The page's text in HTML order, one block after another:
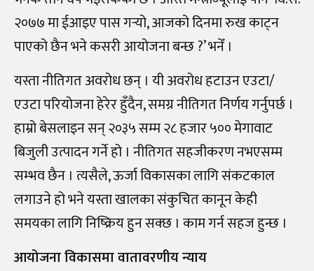
२०७७ मा ईआइए पास गर्‍यो, आजको दिनमा रुख काट्न
पाएको छैन भने कसरी आयोजना बन्छ ?’ भनेँ ।
यस्ता नीतिगत अवरोध छन् । यी अवरोध हटाउन एउटा/
एउटा परियोजना हेरेर हुँदैन, समग्र नीतिगत निर्णय गर्नुपर्छ ।
हाम्रो बेसलाइन सन् २०३५ सम्म २८ हजार ५०० मेगावाट
बिजुली उत्पादन गर्ने हो । नीतिगत सहजीकरण नभएसम्म
सम्भव छैन । त्यसैले, ऊर्जा विकासका लागि संकटकाल
लगाउने हो भने यस्ता खालका संकुचित कानून केही
समयका लागि निष्क्रिय हुन सक्छ । काम गर्न सहज हुन्छ ।
आयोजना विकासमा वातावरणीय न्याय